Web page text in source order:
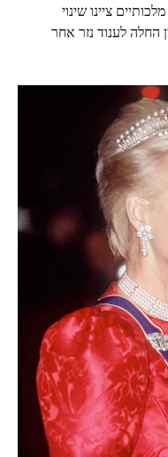
ציינו שינוי
70 כאשר קתרין החלה לענוד נזר אחר